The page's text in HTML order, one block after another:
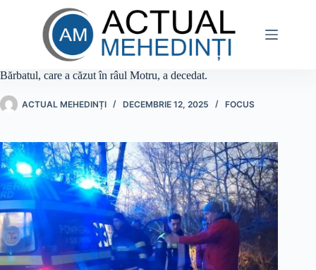
Bărbatul, care a căzut în râul Motru, a decedat.
ACTUAL MEHEDINȚI DECEMBRIE 12, 2025 FOCUS